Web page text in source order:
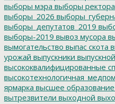
выборы мэра выборы ректора
выборы_2026
выборы_депутатов_2019
выборы-2019 вывоз мусора
вымогательство выпас скота
урожай выпускники выпускной
высококвалифицированные
ярмарка высшее образование
вытрезвители выходной